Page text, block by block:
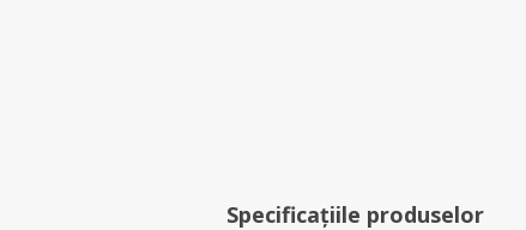
Specificațiile produselor